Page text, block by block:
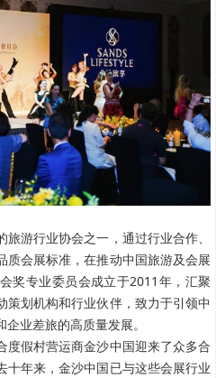
游行业协会之一，通过行业合作、
质会展标准，在推动中国旅游及会展
奖专业委员会成立于2011年，汇聚
策划机构和行业伙伴，致力于引领中
业差旅的高质量发展。
度假村营运商金沙中国迎来了众多合
十年来，金沙中国已与这些会展行业